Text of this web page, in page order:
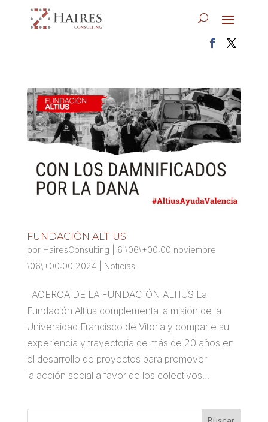
FUNDACIÓN ALTIUS
por HairesConsulting
6 \06\+00:00 noviembre
\06\+00:00 2024
Noticias
ACERCA DE LA FUNDACIÓN ALTIUS La
Fundación Altius complementa la misión de la
Universidad Francisco de Vitoria y comparte su
experiencia y trayectoria de más de 20 años en
el desarrollo de proyectos para promover
la acción social a favor de los colectivos...